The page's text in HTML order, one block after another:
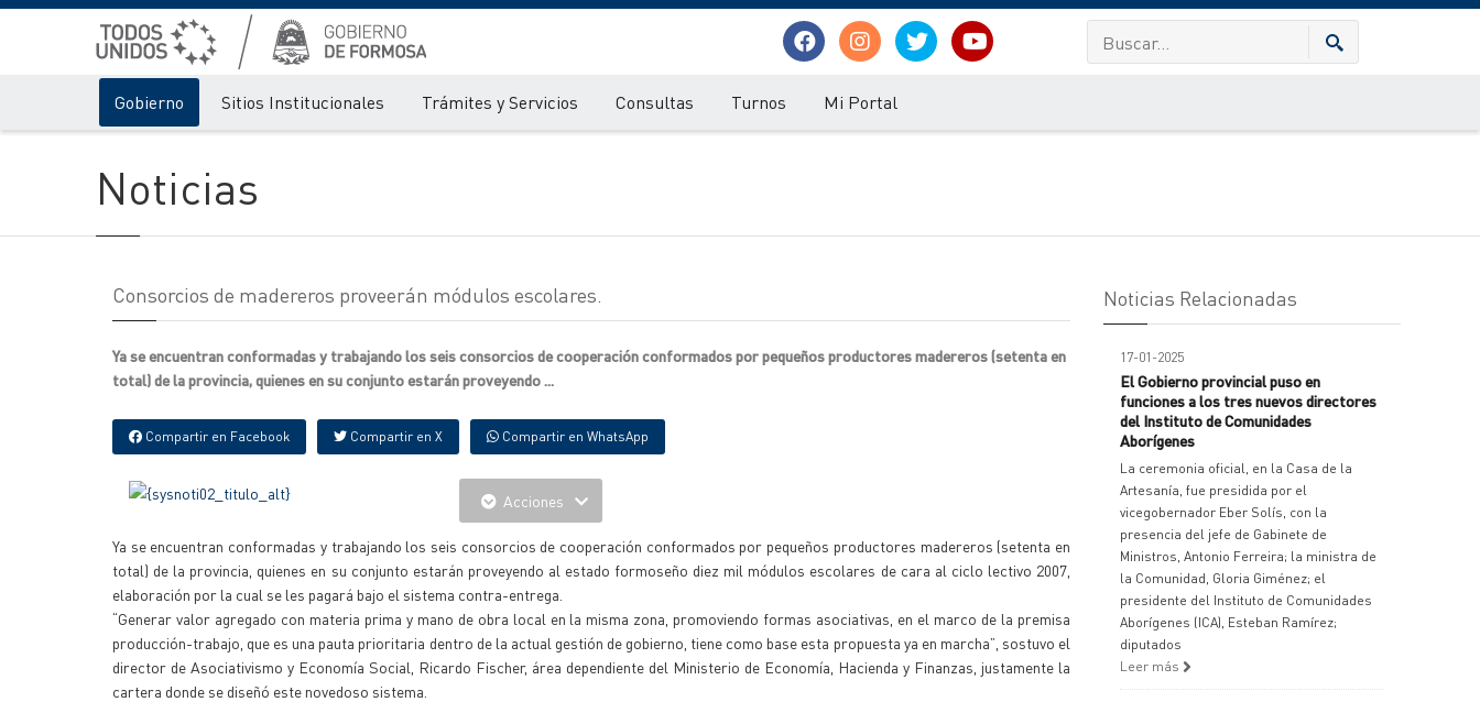
Gobierno Sitios Institucionales Trámites y Servicios Consultas Turnos Mi Portal
Noticias
Consorcios de madereros proveerán módulos escolares.
Ya se encuentran conformadas y trabajando los seis consorcios de cooperación conformados por pequeños productores madereros (setenta en
total) de la provincia, quienes en su conjunto estarán proveyendo ...
Compartir en Facebook Compartir en X Compartir en WhatsApp
Acciones
Ya se encuentran conformadas y trabajando los seis consorcios de cooperación conformados por pequeños productores madereros (setenta en
total) de la provincia, quienes en su conjunto estarán proveyendo al estado formoseño diez mil módulos escolares de cara al ciclo lectivo 2007,
elaboración por la cual se les pagará bajo el sistema contra-entrega.
“Generar valor agregado con materia prima y mano de obra local en la misma zona, promoviendo formas asociativas, en el marco de la premisa
producción-trabajo, que es una pauta prioritaria dentro de la actual gestión de gobierno, tiene como base esta propuesta ya en marcha”, sostuvo el
director de Asociativismo y Economía Social, Ricardo Fischer, área dependiente del Ministerio de Economía, Hacienda y Finanzas, justamente la
cartera donde se diseñó este novedoso sistema.
Noticias Relacionadas
17-01-2025
El Gobierno provincial puso en
funciones a los tres nuevos directores
del Instituto de Comunidades
Aborígenes
La ceremonia oficial, en la Casa de la
Artesanía, fue presidida por el
vicegobernador Eber Solís, con la
presencia del jefe de Gabinete de
Ministros, Antonio Ferreira; la ministra de
la Comunidad, Gloria Giménez; el
presidente del Instituto de Comunidades
Aborígenes (ICA), Esteban Ramírez;
diputados
Leer más